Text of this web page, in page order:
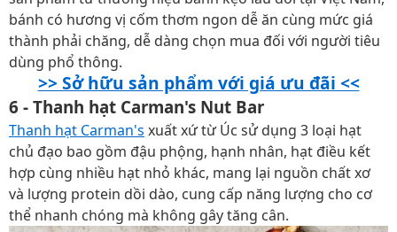
bánh có hương vị cốm thơm ngon dễ ăn cùng mức giá
thành phải chăng, dễ dàng chọn mua đối với người tiêu
dùng phổ thông.
>> Sở hữu sản phẩm với giá ưu đãi <<
6 - Thanh hạt Carman's Nut Bar
Thanh hạt Carman's xuất xứ từ Úc sử dụng 3 loại hạt
chủ đạo bao gồm đậu phộng, hạnh nhân, hạt điều kết
hợp cùng nhiều hạt nhỏ khác, mang lại nguồn chất xơ
và lượng protein dồi dào, cung cấp năng lượng cho cơ
thể nhanh chóng mà không gây tăng cân.